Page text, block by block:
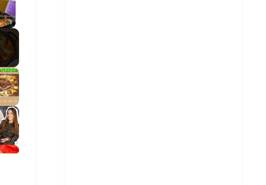
Fullscreen